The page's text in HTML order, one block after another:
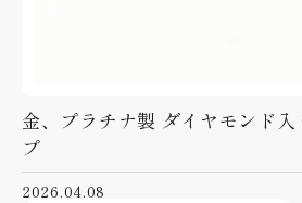
金、プラチナ製 ダイヤモンド入
プ
2026.04.08